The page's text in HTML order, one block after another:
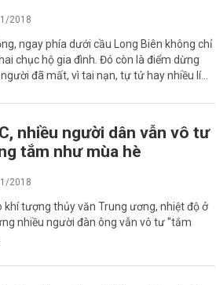
2018
ngay phía dưới cầu Long Biên không chỉ
chục hộ gia đình. Đó còn là điểm dừng
đã mất, vì tai nạn, tự tử hay nhiều lí...
nhiều người dân vẫn vô tư
tắm như mùa hè
2018
tượng thủy văn Trung ương, nhiệt độ ở
nhiều người đàn ông vẫn vô tư "tắm